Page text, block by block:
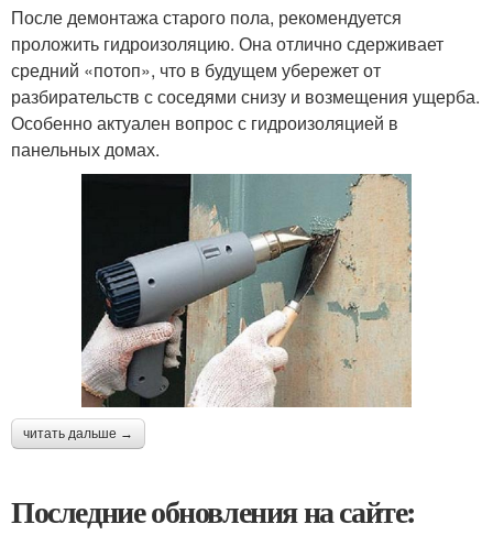
После демонтажа старого пола, рекомендуется
проложить гидроизоляцию. Она отлично сдерживает
средний «потоп», что в будущем убережет от
разбирательств с соседями снизу и возмещения ущерба.
Особенно актуален вопрос с гидроизоляцией в
панельных домах.
читать дальше →
Последние обновления на сайте: